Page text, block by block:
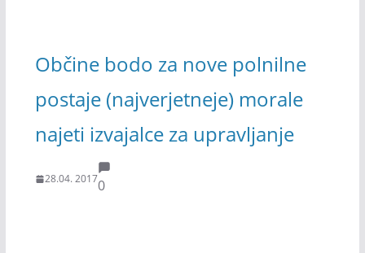
Občine bodo za nove polnilne
postaje (najverjetneje) morale
najeti izvajalce za upravljanje
28.04. 20170